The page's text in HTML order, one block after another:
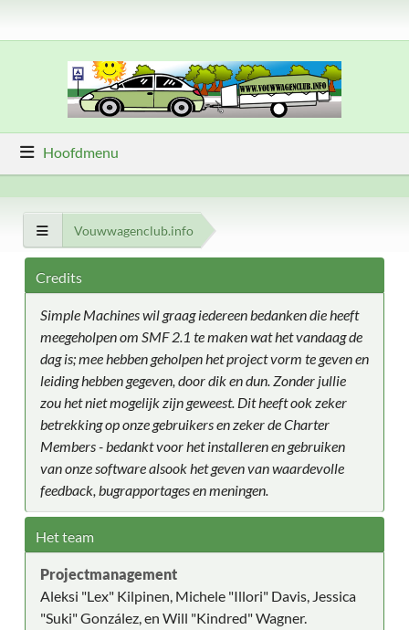
Hoofdmenu
Vouwwagenclub.info
Credits
Simple Machines wil graag iedereen bedanken die heeft
meegeholpen om SMF 2.1 te maken wat het vandaag de
dag is; mee hebben geholpen het project vorm te geven en
leiding hebben gegeven, door dik en dun. Zonder jullie
zou het niet mogelijk zijn geweest. Dit heeft ook zeker
betrekking op onze gebruikers en zeker de Charter
Members - bedankt voor het installeren en gebruiken
van onze software alsook het geven van waardevolle
feedback, bugrapportages en meningen.
Het team
Projectmanagement
Aleksi "Lex" Kilpinen, Michele "Illori" Davis, Jessica
"Suki" González, en Will "Kindred" Wagner.